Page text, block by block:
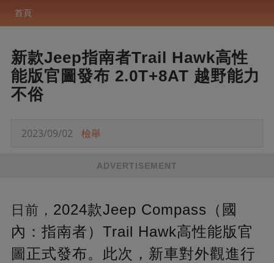
首頁
新款Jeep指南者Trail Hawk高性
能版官圖發布 2.0T+8AT 越野能力
不俗
2023/09/02 檢舉
ADVERTISEMENT
日前， 2024款Jeep Compass（國
內：指南者）Trail Hawk高性能版官
圖正式發布。此次，新車對外觀進行